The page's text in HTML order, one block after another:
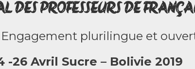
DES PROFESSEURS DE
Engagement plurilingue et
-26 Avril Sucre – Bolivie 2019